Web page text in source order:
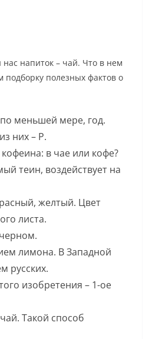
напиток – чай. Что в нем
полезных фактов о
меньшей мере, год.
них – Р.
в чае или кофе?
теин, воздействует на
желтый. Цвет
листа.
лимона. В Западной
русских.
изобретения – 1-ое
Такой способ